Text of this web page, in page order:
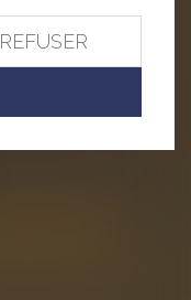
REFUSER